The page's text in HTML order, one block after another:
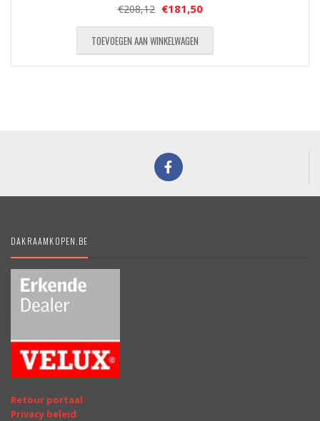
€208,12 €181,50
TOEVOEGEN AAN WINKELWAGEN
DAKRAAMKOPEN.BE
Retour portaal
Privacy beleid